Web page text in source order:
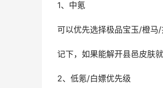
1、中氪
可以优先选择极品宝玉/橙马
记下，如果能解开县邑皮肤就
2、低氪/白嫖优先级